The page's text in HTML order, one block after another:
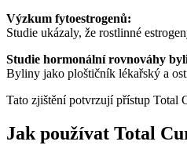
Výzkum fytoestrogenů:
Studie ukázaly, že rostlinné
Studie hormonální rovnováhy
Byliny jako ploštičník lékařský a
Tato zjištění potvrzují přístup Total
Jak používat Total